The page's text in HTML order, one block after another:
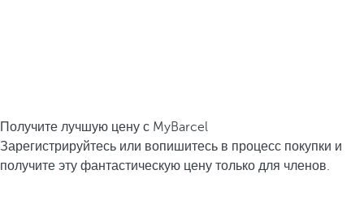
Получите лучшую цену с MyBarcel
Зарегистрируйтесь или вопишитесь в процесс покупки и
получите эту фантастическую цену только для членов.